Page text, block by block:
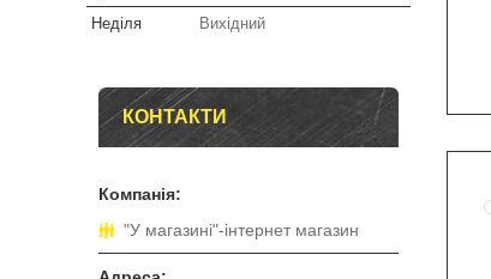
Неділя
Вихідний
КОНТАКТИ
"У магазині"-інтернет магазин